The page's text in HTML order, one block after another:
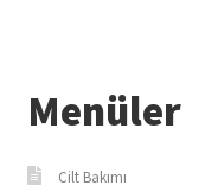
Menüler
Cilt Bakımı